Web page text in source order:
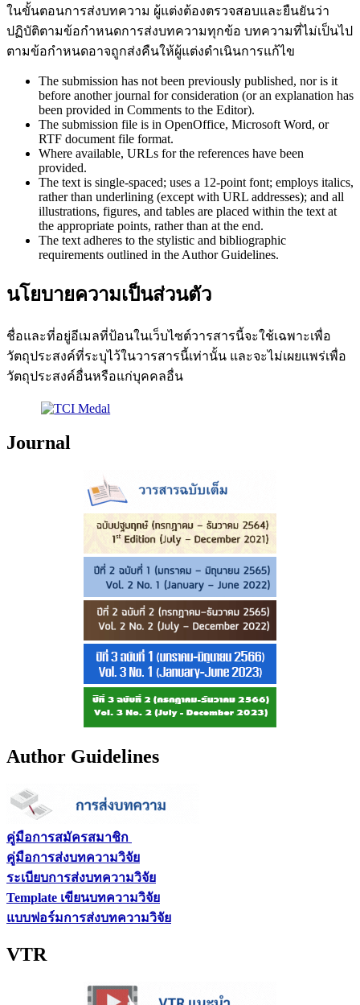
ในขั้นตอนการส่งบทความ ผู้แต่งต้องตรวจสอบและยืนยันว่า
ปฏิบัติตามข้อกำหนดการส่งบทความทุกข้อ บทความที่ไม่เป็นไป
ตามข้อกำหนดอาจถูกส่งคืนให้ผู้แต่งดำเนินการแก้ไข
The submission has not been previously published, nor is it
before another journal for consideration (or an explanation has
been provided in Comments to the Editor).
The submission file is in OpenOffice, Microsoft Word, or
RTF document file format.
Where available, URLs for the references have been
provided.
The text is single-spaced; uses a 12-point font; employs italics,
rather than underlining (except with URL addresses); and all
illustrations, figures, and tables are placed within the text at
the appropriate points, rather than at the end.
The text adheres to the stylistic and bibliographic
requirements outlined in the Author Guidelines.
นโยบายความเป็นส่วนตัว
ชื่อและที่อยู่อีเมลที่ป้อนในเว็บไซต์วารสารนี้จะใช้เฉพาะเพื่อ
วัตถุประสงค์ที่ระบุไว้ในวารสารนี้เท่านั้น และจะไม่เผยแพร่เพื่อ
วัตถุประสงค์อื่นหรือแก่บุคคลอื่น
Journal
Author Guidelines
คู่มือการสมัครสมาชิก
คู่มือการส่งบทความวิจัย
ระเบียบการส่งบทความวิจัย
Template เขียนบทความวิจัย
แบบฟอร์มการส่งบทความวิจัย
VTR